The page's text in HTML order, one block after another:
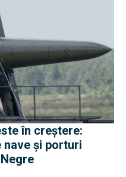
în creștere:
nave și porturi